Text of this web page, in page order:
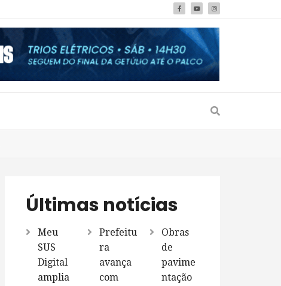
Últimas notícias
Meu
SUS
Digital
amplia
Prefeitu
ra
avança
com
Obras
de
pavime
ntação